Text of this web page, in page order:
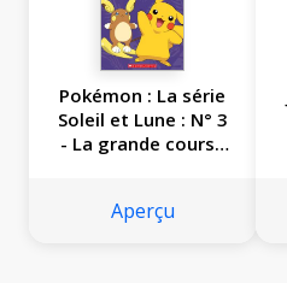
Pokémon : La série
Soleil et Lune : N° 3
- La grande course
Aperçu